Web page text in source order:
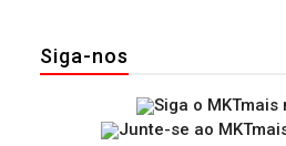
Siga-nos